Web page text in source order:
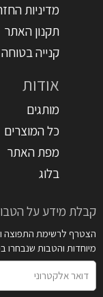
מדיניות
תקנון האתר
קנייה בטוחה
אודות
מותגים
כל המוצרים
מפת האתר
בלוג
קבלת מידע על
הצטרף לרשימת התפוצה
מיוחדות והטבות שנבחרו
אלקטרוני